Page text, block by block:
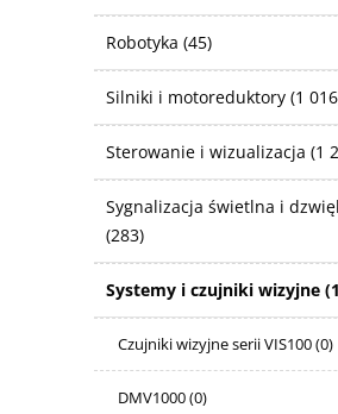
Robotyka (45)
Silniki i motoreduktory (1
Sterowanie i wizualizacja (1
Sygnalizacja świetlna i
(283)
Systemy i czujniki wizyjne
Czujniki wizyjne serii VIS100(0)
DMV1000(0)